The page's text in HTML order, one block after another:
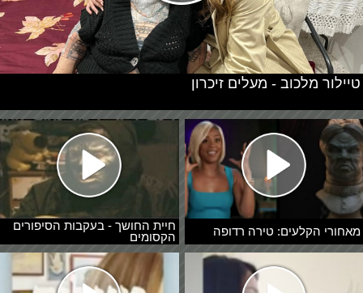
מאחורי הקלעים: טירה רדופה
חיית החושך - בעקבות הסיפורים
הקסומים
טיילור מלכוב - מעלים זיכרון